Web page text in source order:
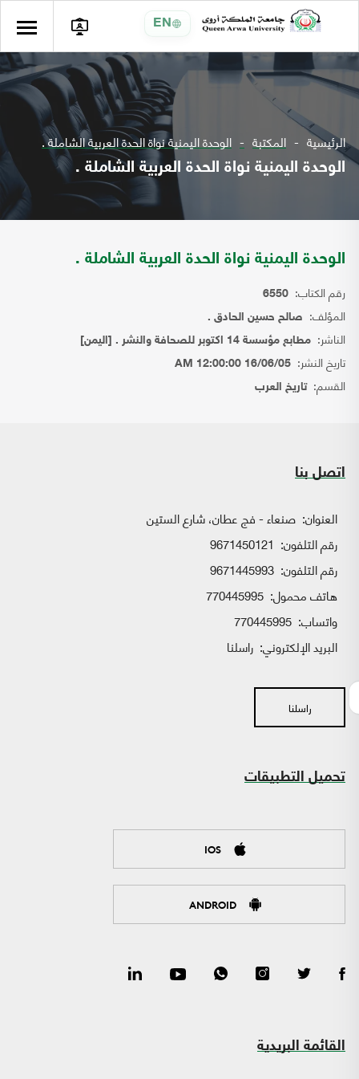
EN
الرئيسية المكتبة الوحدة اليمنية نواة الحدة العربية الشاملة .
الوحدة اليمنية نواة الحدة العربية الشاملة .
الوحدة اليمنية نواة الحدة العربية الشاملة .
رقم الكتاب: 6550
المؤلف: صالح حسين الحادق .
الناشر: مطابع مؤسسة 14 اكتوبر للصحافة والنشر . [اليمن]
تاريخ النشر: 16/06/05 12:00:00 AM
القسم:تاريخ العرب
اتصل بنا
العنوان: صنعاء - فج عطان، شارع الستين
رقم التلفون: 9671450121
رقم التلفون: 9671445993
هاتف محمول: 770445995
واتساب:
البريد الإلكتروني: راسلنا
راسلنا
تحميل التطبيقات
IOS
ANDROID
القائمة البريدية